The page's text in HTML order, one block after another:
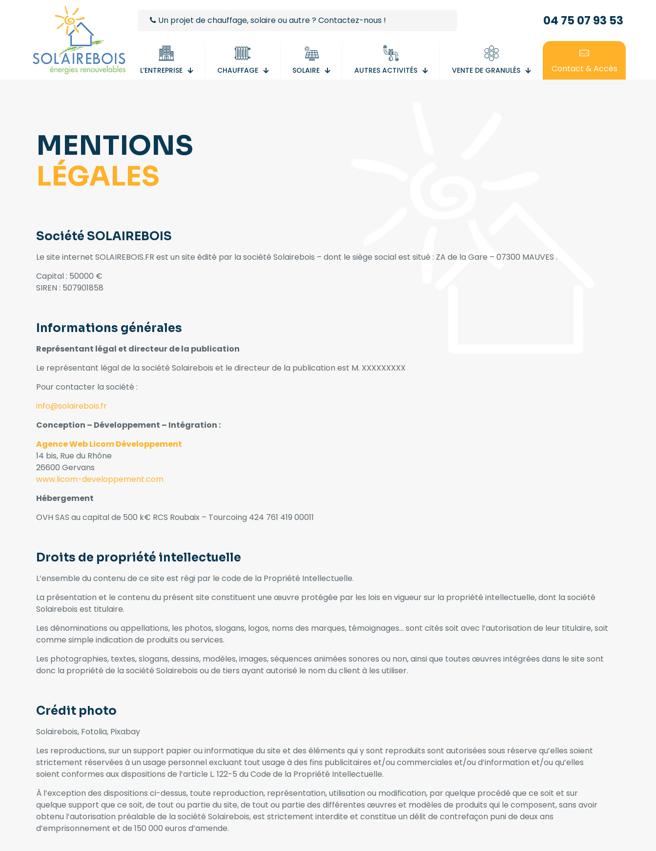
Un projet de chauffage, solaire ou autre ? Contactez-nous ! 04 75 07 93 53
L’ENTREPRISE CHAUFFAGE SOLAIRE AUTRES ACTIVITÉS VENTE DE GRANULÉS Contact & Accès
MENTIONS
LÉGALES
Société SOLAIREBOIS
Le site internet SOLAIREBOIS.FR est un site édité par la société Solairebois – dont le siège social est situé : ZA de la Gare – 07300 MAUVES .
Capital : 50000 €
SIREN : 507901858
Informations générales
Représentant légal et directeur de la publication
Le représentant légal de la société Solairebois et le directeur de la publication est M. XXXXXXXXX
Pour contacter la société :
info@solairebois.fr
Conception – Développement – Intégration :
Agence Web Licom Développement
14 bis, Rue du Rhône
26600 Gervans
www.licom-developpement.com
Hébergement
OVH SAS au capital de 500 k€ RCS Roubaix – Tourcoing 424 761 419 00011
Droits de propriété intellectuelle
L’ensemble du contenu de ce site est régi par le code de la Propriété Intellectuelle.
La présentation et le contenu du présent site constituent une œuvre protégée par les lois en vigueur sur la propriété intellectuelle, dont la société
Solairebois est titulaire.
Les dénominations ou appellations, les photos, slogans, logos, noms des marques, témoignages… sont cités soit avec l’autorisation de leur titulaire, soit
comme simple indication de produits ou services.
Les photographies, textes, slogans, dessins, modèles, images, séquences animées sonores ou non, ainsi que toutes œuvres intégrées dans le site sont
donc la propriété de la société Solairebois ou de tiers ayant autorisé le nom du client à les utiliser.
Crédit photo
Solairebois, Fotolia, Pixabay
Les reproductions, sur un support papier ou informatique du site et des éléments qui y sont reproduits sont autorisées sous réserve qu’elles soient
strictement réservées à un usage personnel excluant tout usage à des fins publicitaires et/ou commerciales et/ou d’information et/ou qu’elles
soient conformes aux dispositions de l’article L. 122-5 du Code de la Propriété Intellectuelle.
À l’exception des dispositions ci-dessus, toute reproduction, représentation, utilisation ou modification, par quelque procédé que ce soit et sur
quelque support que ce soit, de tout ou partie du site, de tout ou partie des différentes œuvres et modèles de produits qui le composent, sans avoir
obtenu l’autorisation préalable de la société Solairebois, est strictement interdite et constitue un délit de contrefaçon puni de deux ans
d’emprisonnement et de 150 000 euros d’amende.